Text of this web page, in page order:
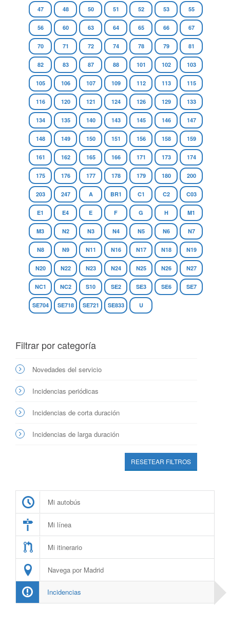
47 48 50 51 52 53 55
56 60 63 64 65 66 67
70 71 72 74 78 79 81
82 83 87 88 101 102 103
105 106 107 109 112 113 115
116 120 121 124 126 129 133
134 135 140 143 145 146 147
148 149 150 151 156 158 159
161 162 165 166 171 173 174
175 176 177 178 179 180 200
203 247 A BR1 C1 C2 C03
E1 E4 E F G H M1
M3 N2 N3 N4 N5 N6 N7
N8 N9 N11 N16 N17 N18 N19
N20 N22 N23 N24 N25 N26 N27
NC1 NC2 S10 SE2 SE3 SE6 SE7
SE704 SE718 SE721 SE833 U
Filtrar por categoría
Novedades del servicio
Incidencias periódicas
Incidencias de corta duración
Incidencias de larga duración
RESETEAR FILTROS
Mi autobús
Mi línea
Mi itinerario
Navega por Madrid
Incidencias